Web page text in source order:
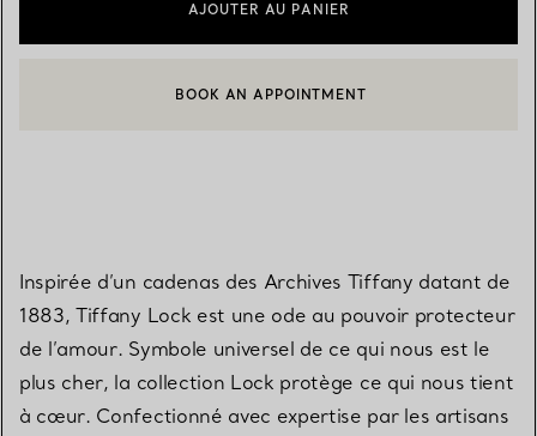
AJOUTER AU PANIER
CONTACTER UN CONSEILLER CLIENT OU PRENDRE RENDEZ-
BOOK AN APPOINTMENT
Inspirée d’un cadenas des Archives Tiffany datant de
1883, Tiffany Lock est une ode au pouvoir protecteur
de l’amour. Symbole universel de ce qui nous est le
plus cher, la collection Lock protège ce qui nous tient
à cœur. Confectionné avec expertise par les artisans